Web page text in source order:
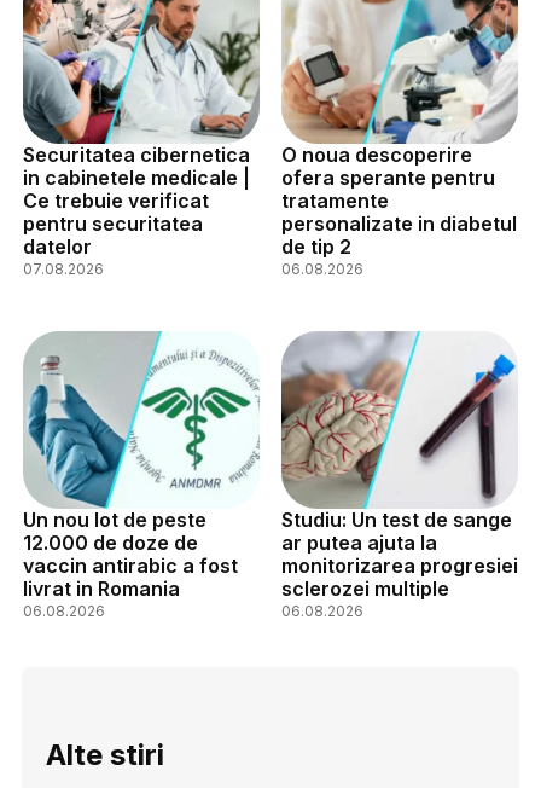
Securitatea cibernetica
in cabinetele medicale |
Ce trebuie verificat
pentru securitatea
datelor
07.08.2026
O noua descoperire
ofera sperante pentru
tratamente
personalizate in diabetul
de tip 2
06.08.2026
Un nou lot de peste
12.000 de doze de
vaccin antirabic a fost
livrat in Romania
06.08.2026
Studiu: Un test de sange
ar putea ajuta la
monitorizarea progresiei
sclerozei multiple
06.08.2026
Alte stiri